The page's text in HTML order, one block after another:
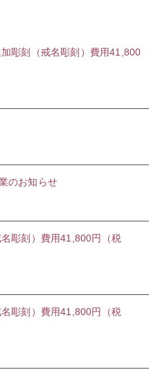
彫刻（戒名彫刻）費用41,800
のお知らせ
彫刻）費用41,800円（税
彫刻）費用41,800円（税